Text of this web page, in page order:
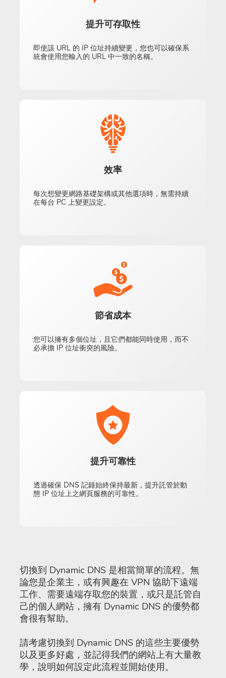
提升可存取性
即使該 URL 的 IP 位址持續變更，您也可以確保系
統會使用您輸入的 URL 中一致的名稱。
效率
每次想變更網路基礎架構或其他選項時，無需持續
在每台 PC 上變更設定。
節省成本
您可以擁有多個位址，且它們都能同時使用，而不
必承擔 IP 位址衝突的風險。
提升可靠性
透過確保 DNS 記錄始終保持最新，提升託管於動
態 IP 位址上之網頁服務的可靠性。
切換到 Dynamic DNS 是相當簡單的流程。無
論您是企業主，或有興趣在 VPN 協助下遠端
工作、需要遠端存取您的裝置，或只是託管自
己的個人網站，擁有 Dynamic DNS 的優勢都
會很有幫助。
請考慮切換到 Dynamic DNS 的這些主要優勢
以及更多好處，並記得我們的網站上有大量教
學，說明如何設定此流程並開始使用。